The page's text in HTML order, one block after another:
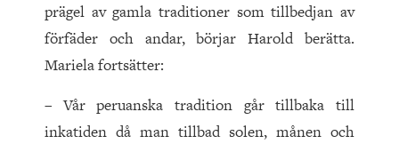
prägel av gamla traditioner som tillbedjan av
förfäder och andar, börjar Harold berätta.
Mariela fortsätter:
– Vår peruanska tradition går tillbaka till
inkatiden då man tillbad solen, månen och